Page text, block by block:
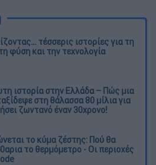
τέσσερις ιστορίες για τη
φύση και την τεχνολογία
ιστορία στην Ελλάδα – Πώς μια
στη θάλασσα 80 μίλια για
ζωντανό έναν 30χρονο!
το κύμα ζέστης: Πού θα
το θερμόμετρο - Οι περιοχές